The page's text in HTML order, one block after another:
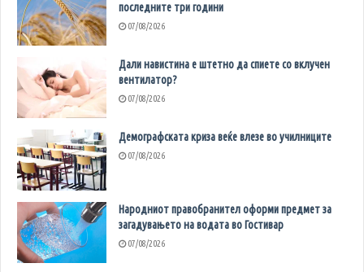
последните три години
07/08/2026
Дали навистина е штетно да спиете со вклучен
вентилатор?
07/08/2026
Демографската криза веќе влезе во училниците
07/08/2026
Народниот правобранител оформи предмет за
загадувањето на водата во Гостивар
07/08/2026